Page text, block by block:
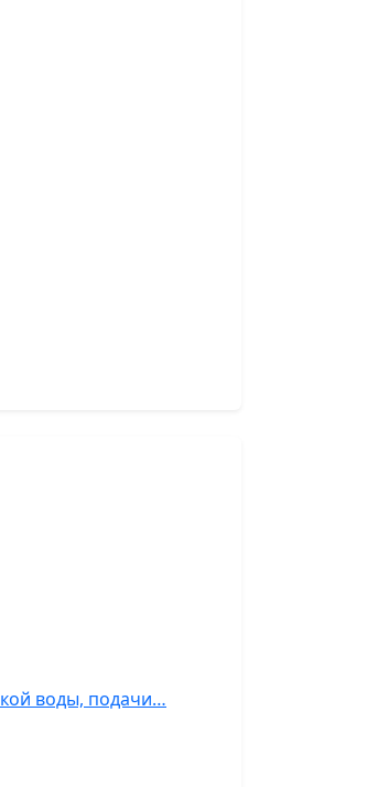
воды, подачи…